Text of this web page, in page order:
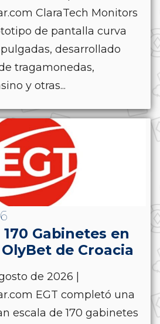
ClaraTech Monitors
de pantalla curva
desarrollado
tragamonedas,
y otras...
Gabinetes en
de Croacia
de 2026 |
EGT completó una
escala de 170 gabinetes